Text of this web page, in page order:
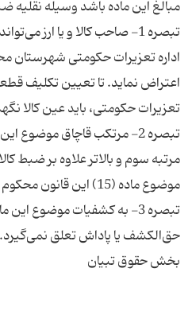
تبصره 1- صاحب کالا و یا ارز
اداره تعزیرات حکومتی
اعتراض نماید. تا تعیین تکلیف
تبصره 2- مرتکب قاچاق موضوع
مرتبه سوم و بالاتر علاوه بر ضبط
تبصره 3- به کشفیات موضوع